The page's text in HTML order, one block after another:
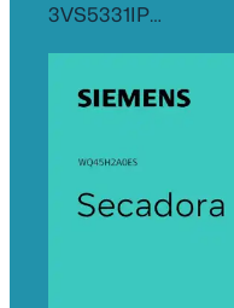
3VS5331IP…